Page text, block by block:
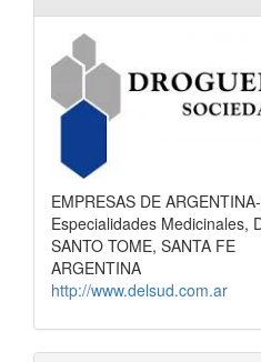
EMPRESAS DE
Especialidades Medicinales,
SANTO TOME, SANTA FE
ARGENTINA
http://www.delsud.com.ar